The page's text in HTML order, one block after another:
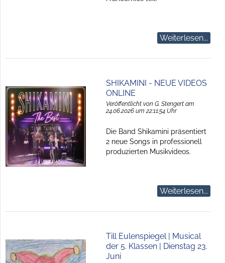
Weiterlesen...
SHIKAMINI - NEUE VIDEOS
ONLINE
Veröffentlicht von G. Stengert am
24.06.2026 um 22:11:54 Uhr
Die Band Shikamini präsentiert
2 neue Songs in professionell
produzierten Musikvideos.
Weiterlesen...
Till Eulenspiegel | Musical
der 5. Klassen | Dienstag 23.
Juni